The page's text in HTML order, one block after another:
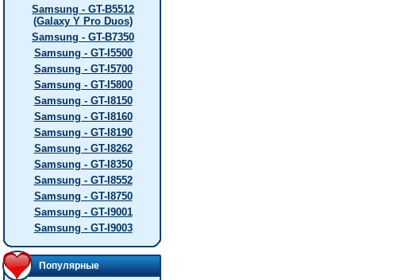
Samsung - GT-B5512
(Galaxy Y Pro Duos)
Samsung - GT-B7350
Samsung - GT-I5500
Samsung - GT-I5700
Samsung - GT-I5800
Samsung - GT-I8150
Samsung - GT-I8160
Samsung - GT-I8190
Samsung - GT-I8262
Samsung - GT-I8350
Samsung - GT-I8552
Samsung - GT-I8750
Samsung - GT-I9001
Samsung - GT-I9003
Популярные